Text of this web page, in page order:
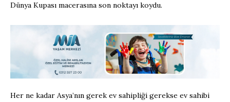
Dünya Kupası macerasına son noktayı koydu.
Her ne kadar Asya’nın gerek ev sahipliği gerekse ev sahibi